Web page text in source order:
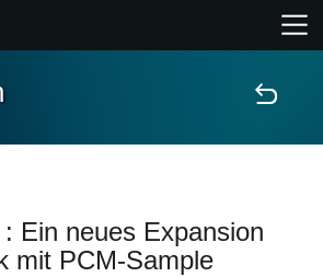
Ein neues Expansion
mit PCM-Sample